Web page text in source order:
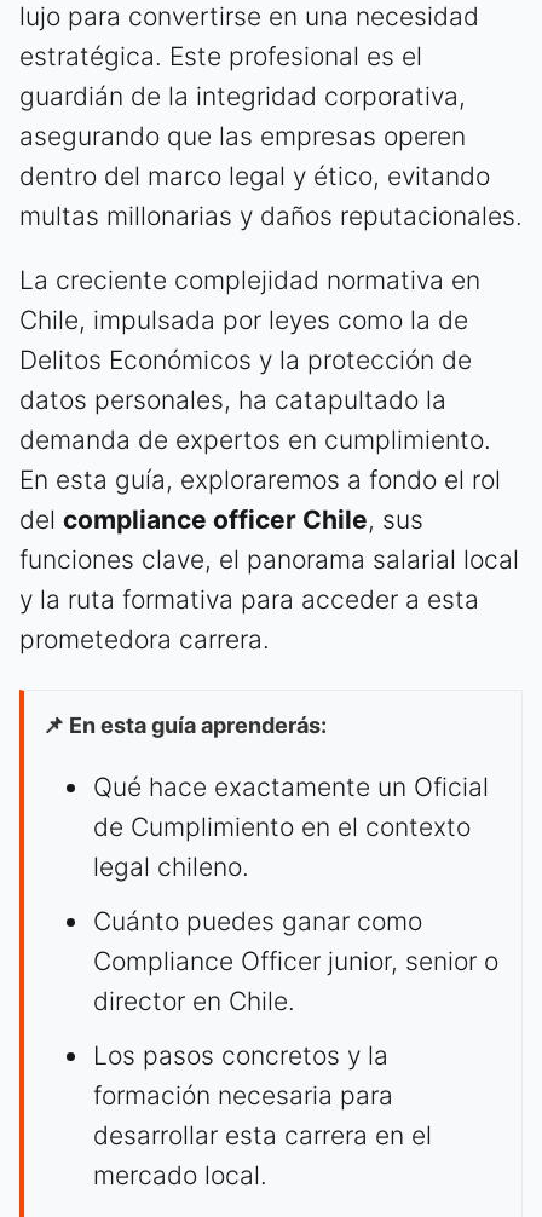
lujo para convertirse en una necesidad
estratégica. Este profesional es el
guardián de la integridad corporativa,
asegurando que las empresas operen
dentro del marco legal y ético, evitando
multas millonarias y daños reputacionales.
La creciente complejidad normativa en
Chile, impulsada por leyes como la de
Delitos Económicos y la protección de
datos personales, ha catapultado la
demanda de expertos en cumplimiento.
En esta guía, exploraremos a fondo el rol
del compliance officer Chile, sus
funciones clave, el panorama salarial local
y la ruta formativa para acceder a esta
prometedora carrera.
📌 En esta guía aprenderás:
Qué hace exactamente un Oficial
de Cumplimiento en el contexto
legal chileno.
Cuánto puedes ganar como
Compliance Officer junior, senior o
director en Chile.
Los pasos concretos y la
formación necesaria para
desarrollar esta carrera en el
mercado local.